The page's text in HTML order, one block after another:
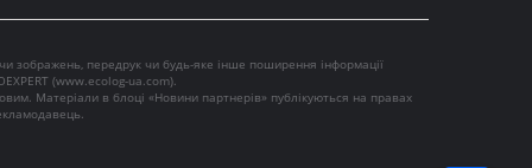
зображень, передрук чи будь-яке інше поширення інформації
(www.ecolog-ua.com).
Матеріали в блоці «Новини партнерів» публікуються на правах